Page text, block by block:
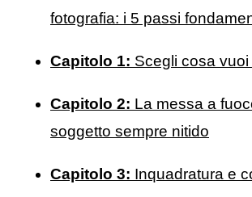
fotografia: i 5 passi
Capitolo 1: Scegli cosa
Capitolo 2: La messa a
soggetto sempre nitido
Capitolo 3: Inquadratura e